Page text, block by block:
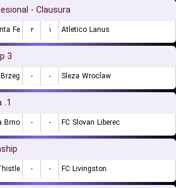
- Clausura
Fe ۲ ۱ Atletico Lanus
3
- - Sleza Wroclaw
1. Liga
Brno - - FC Slovan Liberec
- - FC Livingston